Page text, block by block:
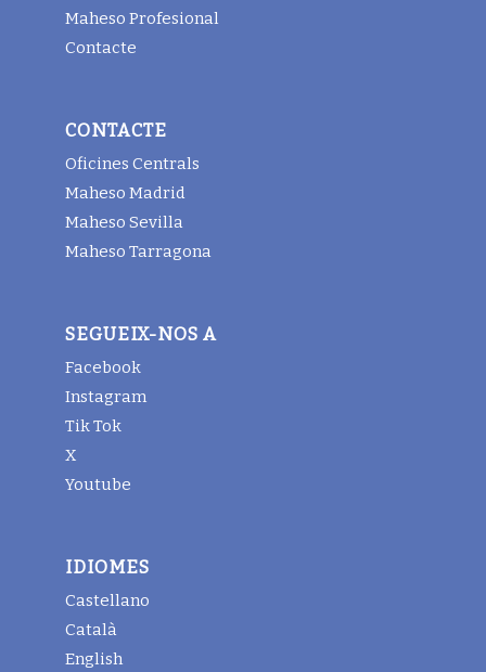
Maheso Profesional
Contacte
CONTACTE
Oficines Centrals
Maheso Madrid
Maheso Sevilla
Maheso Tarragona
SEGUEIX-NOS A
Facebook
Instagram
Tik Tok
X
Youtube
IDIOMES
Castellano
Català
English